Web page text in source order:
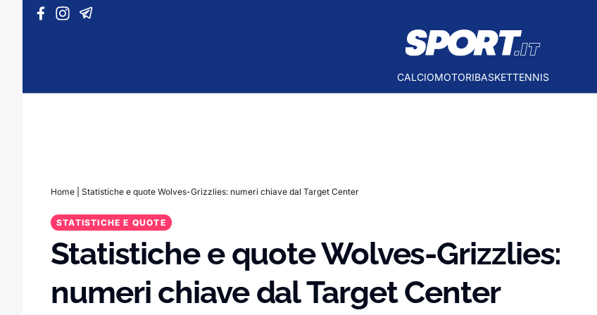
Vai al contenuto
CALCIOMOTORIBASKETTENNIS
Home Statistiche e quote Wolves-Grizzlies: numeri chiave dal Target Center
STATISTICHE E QUOTE
Statistiche e quote Wolves-Grizzlies:
numeri chiave dal Target Center